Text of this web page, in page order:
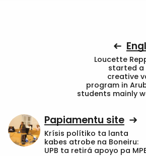
Loucette
started a
creative
program in
students mainly
Papiamentu site
Krísis polítiko ta lanta
kabes atrobe na Boneiru:
UPB ta retirá apoyo pa